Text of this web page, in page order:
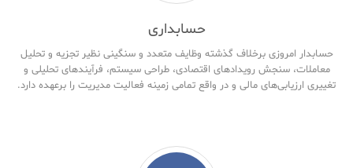
حسابداری
حسابدار امروزی برخلاف گذشته وظایف متعدد و سنگینی نظیر تجزیه و تحلیل
معاملات، سنجش رویدادهای اقتصادی، طراحی سیستم، فرآیندهای تحلیلی و
تغییری ارزیابی‌های مالی و در واقع تمامی زمینه فعالیت مدیریت را برعهده دارد.